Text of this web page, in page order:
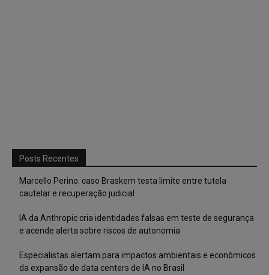
Posts Recentes
Marcello Perino: caso Braskem testa limite entre tutela
cautelar e recuperação judicial
IA da Anthropic cria identidades falsas em teste de segurança
e acende alerta sobre riscos de autonomia
Especialistas alertam para impactos ambientais e econômicos
da expansão de data centers de IA no Brasil